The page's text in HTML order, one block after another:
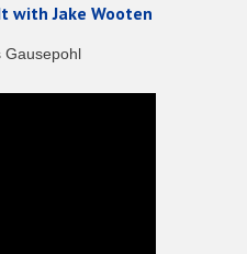
with Jake Wooten